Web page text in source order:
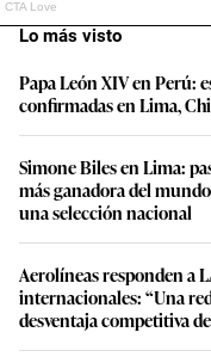
Lo más visto
Papa León XIV en Perú:
confirmadas en Lima,
Simone Biles en Lima:
más ganadora del
una selección nacional
Aerolíneas responden a
internacionales: “Una
desventaja competitiva